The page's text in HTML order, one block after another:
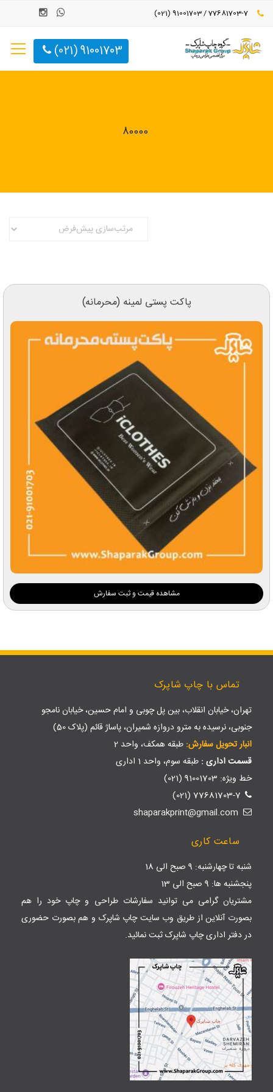
91001703 (021)
80000
پاکت پستی لمینه (محرمانه)
مشاهده قیمت و ثبت سفارش
تماس با چاپ شاپرک
تهران، خیابان انقلاب، بین پل چوبی و امام حسین، خیابان نامجو
جنوبی، نرسیده به مترو دروازه شمیران، پاساژ قائم (پلاک 50)
انبار تحویل سفارش: طبقه همکف، واحد 2
قسمت اداری : طبقه سوم، واحد 1 اداری
خط ویژه: 91001703 (021)
77681703-7 (021)
ساعت کاری
شنبه تا چهارشنبه: 9 صبح الی 18
پنجشنبه ها: 9 صبح الی 13
مشتریان گرامی می توانید سفارشات طراحی و چاپ خود را هم
بصورت آنلاین از طریق وب سایتچاپ شاپرک و هم بصورت حضوری
در دفتر اداری چاپ شاپرک ثبت نمائید.